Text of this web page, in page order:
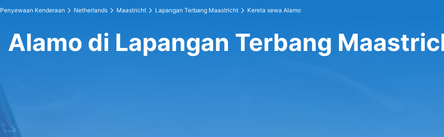
Penyewaan Kenderaan Netherlands Maastricht Lapangan Terbang Maastricht Kereta sewa Alamo
Alamo di Lapangan Terbang